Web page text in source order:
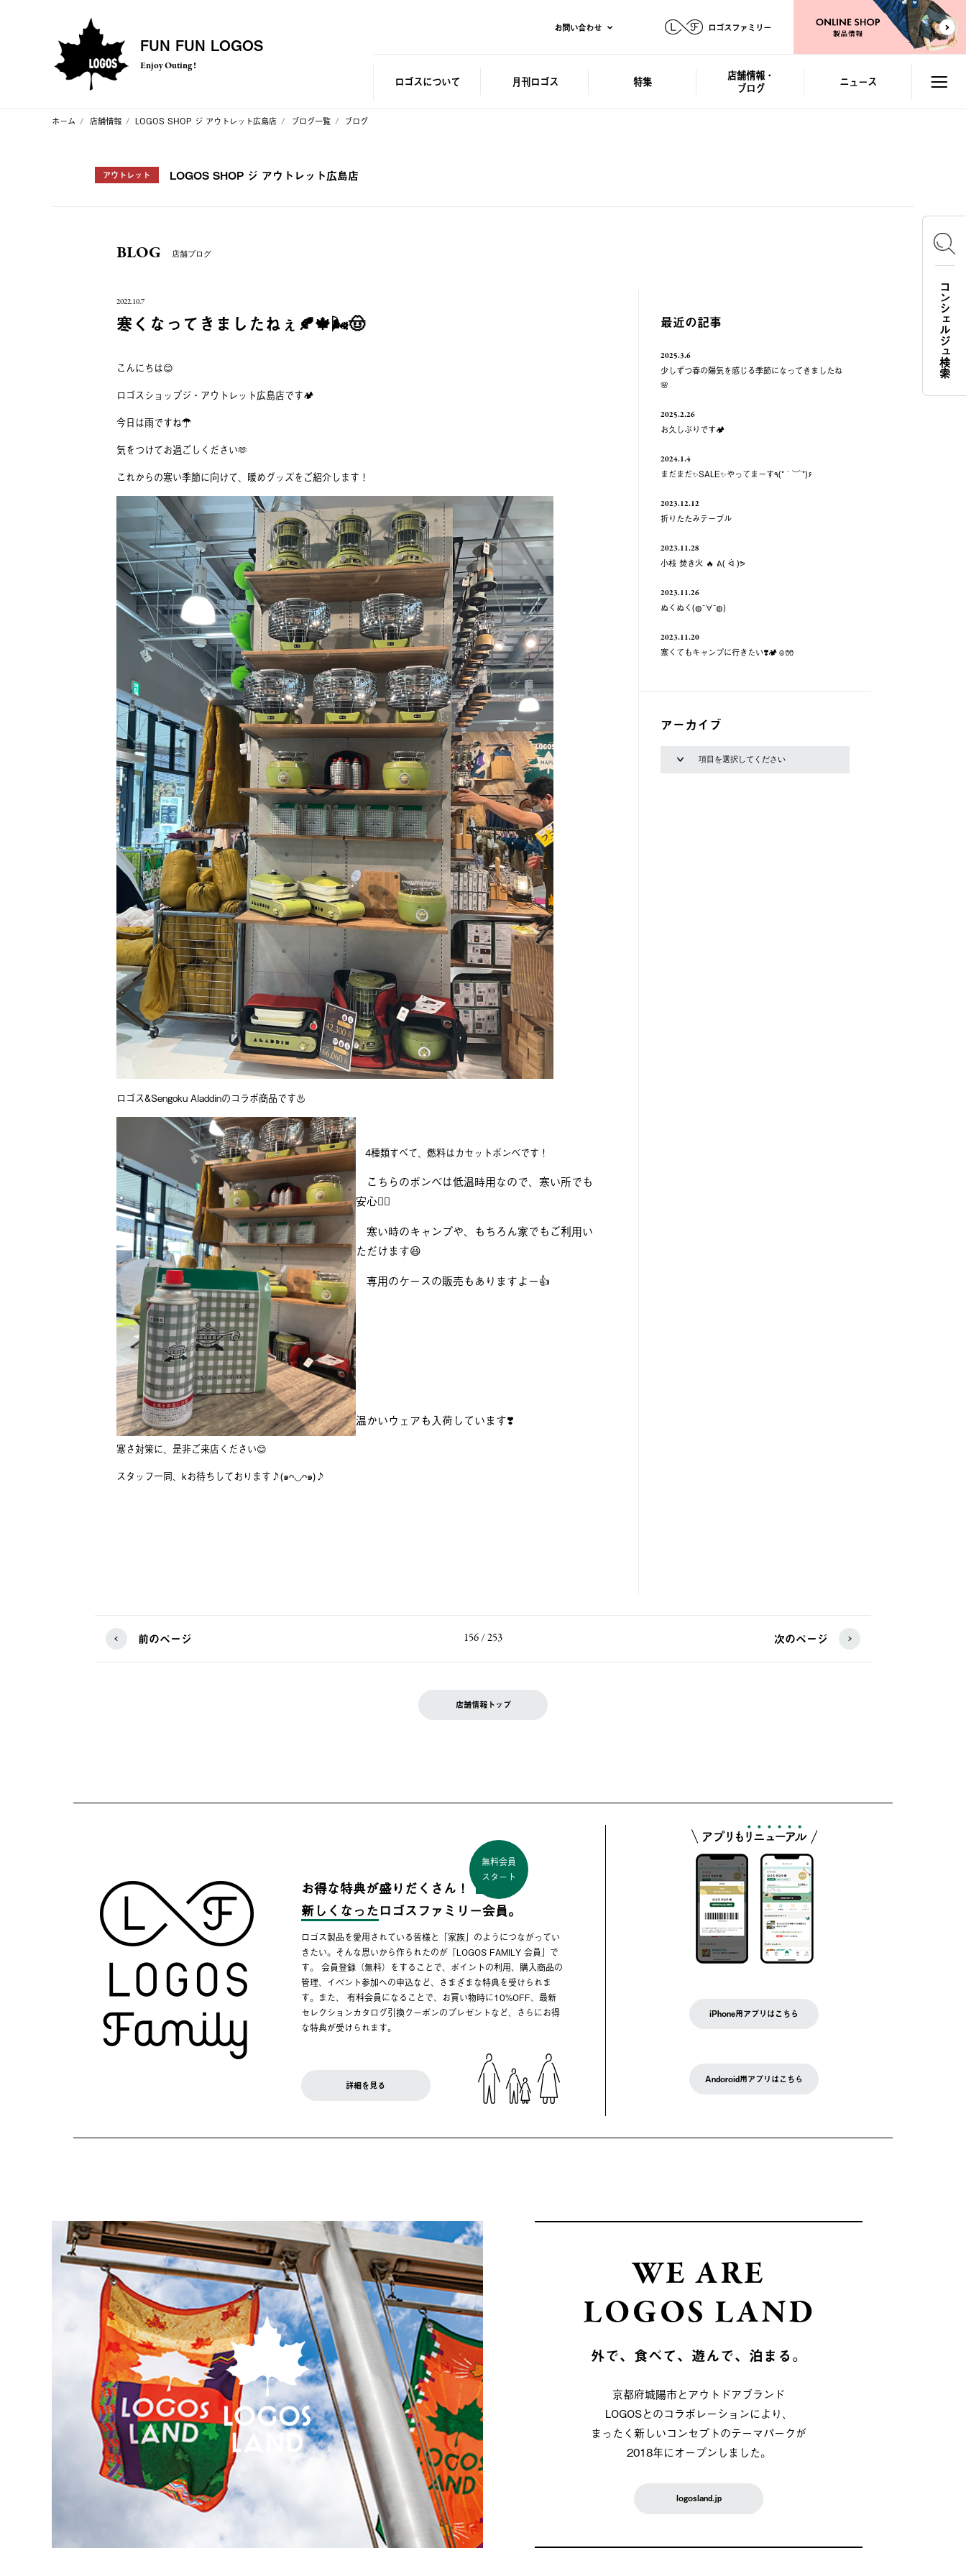
FUN FUN LOGOS
Enjoy Outing !
お問い合わせ ロゴスファミリー
ロゴスについて 月刊ロゴス 特集
店舗情報・
ブログ
ニュース
ホーム 店舗情報 LOGOS SHOP ジ アウトレット広島店 ブログ一覧 ブログ
アウトレット LOGOS SHOP ジ アウトレット広島店
BLOG 店舗ブログ
2022.10.7
寒くなってきましたねぇ🍂🍁🌬🤠
こんにちは😊
ロゴスショップジ・アウトレット広島店です🏕
今日は雨ですね☂️
気をつけてお過ごしください🫶
これからの寒い季節に向けて、暖めグッズをご紹介します！
ロゴス&Sengoku Aladdinのコラボ商品です♨️
4種類すべて、燃料はカセットボンベです！
こちらのボンベは低温時用なので、寒い所でも
安心🙆‍♂️
寒い時のキャンプや、
もちろん家でもご利用い
ただけます😃
専用のケースの販売もありますよー👍
温かいウェアも入荷しています❣️
寒さ対策に、是非ご来店ください😊
スタッフ一同、kお待ちしております♪(๑ᴖ◡ᴖ๑)♪
最近の記事
2025.3.6
少しずつ春の陽気を感じる季節になってきましたね
🌸
2025.2.26
お久しぶりです🏕️
2024.1.4
まだまだ✨️SALE✨️やってまーす٩(*´︶`*)۶
2023.12.12
折りたたみテーブル
2023.11.28
小枝 焚き火 🔥 ᕕ( ᐛ )ᕗ
2023.11.26
ぬくぬく(◍¯∀¯◍)
2023.11.20
寒くてもキャンプに行きたい❣️🏕☺️🧤
アーカイブ
前のページ 156 / 253 次のページ
店舗情報トップ
お得な特典が盛りだくさん！
無料会員
スタート
新しくなったロゴスファミリー会員。
ロゴス製品を愛用されている皆様と「家族」のようにつながってい
きたい。そんな思いから作られたのが「LOGOS FAMILY 会員」で
す。 会員登録（無料）をすることで、ポイントの利用、購入商品の
管理、イベント参加への申込など、さまざまな特典を受けられま
す。また、 有料会員になることで、お買い物時に10%OFF、最新
セレクションカタログ引換クーポンのプレゼントなど、さらにお得
な特典が受けられます。
詳細を見る
iPhone用アプリはこちら
Andoroid用アプリはこちら
WE ARE
LOGOS LAND
外で、食べて、遊んで、泊まる。
京都府城陽市とアウトドアブランド
LOGOSとのコラボレーションにより、
まったく新しいコンセプトのテーマパークが
2018年にオープンしました。
logosland.jp
コンシェルジュ検索